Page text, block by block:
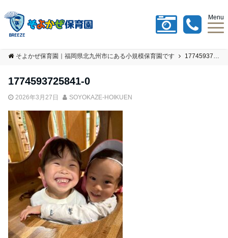
Menu
そよかぜ保育園｜福岡県北九州市にある小規模保育園です 1774593725841-0
1774593725841-0
2026年3月27日 SOYOKAZE-HOIKUEN